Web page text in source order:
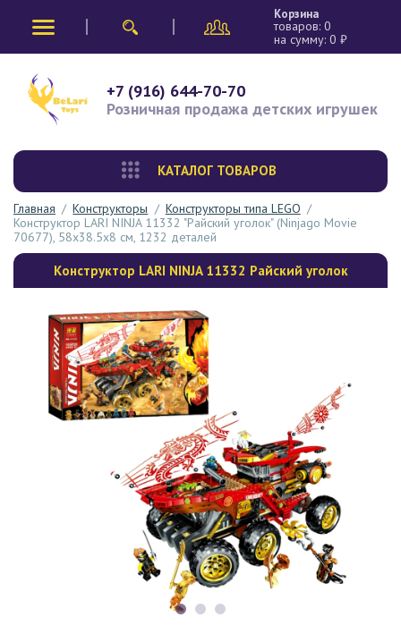
Корзина
товаров: 0
на сумму: 0₽
+7 (916) 644-70-70
Розничная продажа детских игрушек
КАТАЛОГ ТОВАРОВ
Главная / Конструкторы / Конструкторы типа LEGO /
Конструктор LARI NINJA 11332 "Райский уголок" (Ninjago Movie
70677), 58х38.5х8 см, 1232 деталей
Конструктор LARI NINJA 11332 Райский уголок